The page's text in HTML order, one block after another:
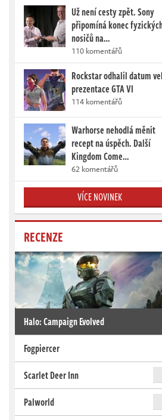
Už není cesty zpět. Sony
připomíná konec
nosičů na…
110 komentářů
Rockstar odhalil datum
prezentace GTA VI
114 komentářů
Warhorse nehodlá měnit
recept na úspěch. Další
Kingdom Come…
62 komentářů
VÍCE NOVINEK
RECENZE
Halo: Campaign Evolved
Fogpiercer
Scarlet Deer Inn
Palworld